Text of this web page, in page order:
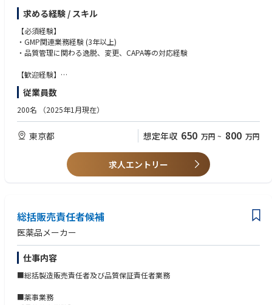
人物像
• 行政機関（MHLW、PMDA、TMG等）との協力関係を円滑に構築できるこ
と
• 関連する他部署（特にLogistics（SCM）、Service、Marketing、Sales）
向きに取り組めること
• 他人に攻撃的でなく、前向きに物事をとらえたマインドセットを構築、
維持できる人
様のQuality of Life向上に貢献することができます。
〈品質試験チーム概要〉
製造された製品が有効性を発揮するために必要な要求特性を満たしている
かの試験を実施します。
〈担当いただく業務内容〉
・品質試験用細胞の培養
求める経験 / スキル
【必須経験】
・GMP関連業務経験 (3年以上)
・品質管理に関わる逸脱、変更、CAPA等の対応経験
【歓迎経験】
・FACS、qPCR等、バイオアッセイの経験
・LIMSの使用経験
・分析法技術移転の経験
従業員数
200名 （2025年1月現在）
東京都 想定年収 650 万円 ~ 800 万円
求人エントリー
総括販売責任者候補
医薬品メーカー
仕事内容
■総括製造販売責任者及び品質保証責任者業務
■薬事業務